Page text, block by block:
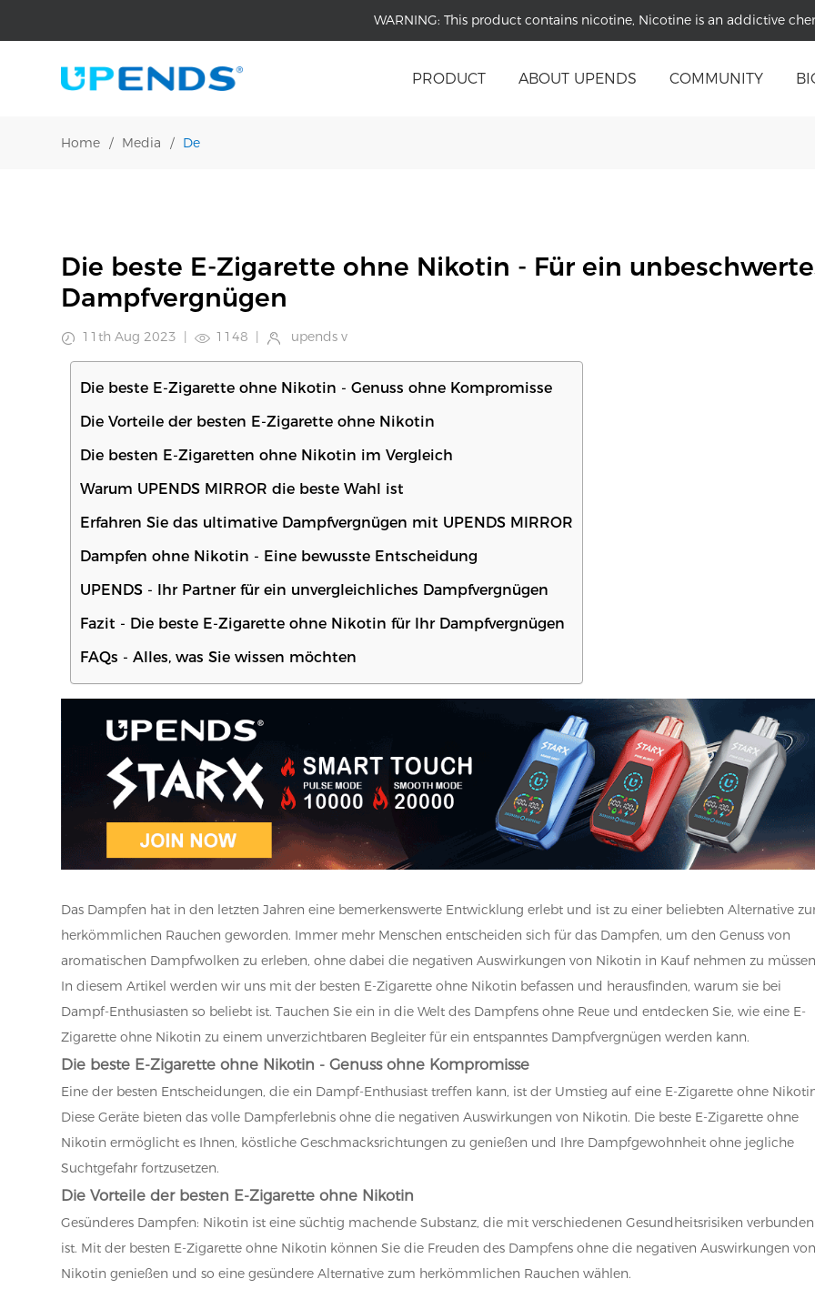
WARNING: This product contains nicotine, Nicotine is an addictive
PRODUCT ABOUT UPENDS COMMUNITY
Home / Media / De
Die beste E-Zigarette ohne Nikotin - Für ein
Dampfvergnügen
11th Aug 2023 1148 upends v
Die beste E-Zigarette ohne Nikotin - Genuss ohne Kompromisse
Die Vorteile der besten E-Zigarette ohne Nikotin
Die besten E-Zigaretten ohne Nikotin im Vergleich
Warum UPENDS MIRROR die beste Wahl ist
Erfahren Sie das ultimative Dampfvergnügen mit UPENDS MIRROR
Dampfen ohne Nikotin - Eine bewusste Entscheidung
UPENDS - Ihr Partner für ein unvergleichliches Dampfvergnügen
Fazit - Die beste E-Zigarette ohne Nikotin für Ihr Dampfvergnügen
FAQs - Alles, was Sie wissen möchten
Das Dampfen hat in den letzten Jahren eine bemerkenswerte Entwicklung erlebt und ist zu einer beliebten Alternative
herkömmlichen Rauchen geworden. Immer mehr Menschen entscheiden sich für das Dampfen, um den Genuss von
aromatischen Dampfwolken zu erleben, ohne dabei die negativen Auswirkungen von Nikotin in Kauf nehmen zu
In diesem Artikel werden wir uns mit der besten E-Zigarette ohne Nikotin befassen und herausfinden, warum sie bei
Dampf-Enthusiasten so beliebt ist. Tauchen Sie ein in die Welt des Dampfens ohne Reue und entdecken Sie, wie eine E-
Zigarette ohne Nikotin zu einem unverzichtbaren Begleiter für ein entspanntes Dampfvergnügen werden kann.
Die beste E-Zigarette ohne Nikotin - Genuss ohne Kompromisse
Eine der besten Entscheidungen, die ein Dampf-Enthusiast treffen kann, ist der Umstieg auf eine E-Zigarette ohne
Diese Geräte bieten das volle Dampferlebnis ohne die negativen Auswirkungen von Nikotin. Die beste E-Zigarette ohne
Nikotin ermöglicht es Ihnen, köstliche Geschmacksrichtungen zu genießen und Ihre Dampfgewohnheit ohne jegliche
Suchtgefahr fortzusetzen.
Die Vorteile der besten E-Zigarette ohne Nikotin
Gesünderes Dampfen: Nikotin ist eine süchtig machende Substanz, die mit verschiedenen Gesundheitsrisiken verbunden
ist. Mit der besten E-Zigarette ohne Nikotin können Sie die Freuden des Dampfens ohne die negativen Auswirkungen
Nikotin genießen und so eine gesündere Alternative zum herkömmlichen Rauchen wählen.